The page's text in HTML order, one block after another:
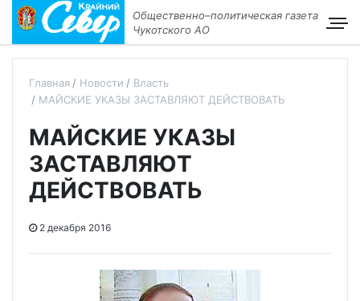
Общественно–политическая газета
Чукотского АО
Главная Новости
Власть
МАЙСКИЕ УКАЗЫ ЗАСТАВЛЯЮТ ДЕЙСТВОВАТЬ
МАЙСКИЕ УКАЗЫ
ЗАСТАВЛЯЮТ
ДЕЙСТВОВАТЬ
2 декабря 2016